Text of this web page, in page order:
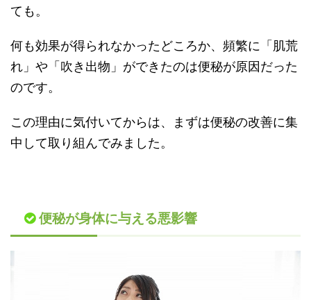
ても。
何も効果が得られなかったどころか、頻繁に「肌荒
れ」や「吹き出物」ができたのは便秘が原因だった
のです。
この理由に気付いてからは、まずは便秘の改善に集
中して取り組んでみました。
便秘が身体に与える悪影響